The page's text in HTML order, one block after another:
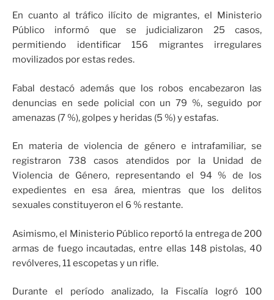
En cuanto al tráfico ilícito de migrantes, el Ministerio
Público informó que se judicializaron 25 casos,
permitiendo identificar 156 migrantes irregulares
movilizados por estas redes.
Fabal destacó además que los robos encabezaron las
denuncias en sede policial con un 79 %, seguido por
amenazas (7 %), golpes y heridas (5 %) y estafas.
En materia de violencia de género e intrafamiliar, se
registraron 738 casos atendidos por la Unidad de
Violencia de Género, representando el 94 % de los
expedientes en esa área, mientras que los delitos
sexuales constituyeron el 6 % restante.
Asimismo, el Ministerio Público reportó la entrega de 200
armas de fuego incautadas, entre ellas 148 pistolas, 40
revólveres, 11 escopetas y un rifle.
Durante el período analizado, la Fiscalía logró 100